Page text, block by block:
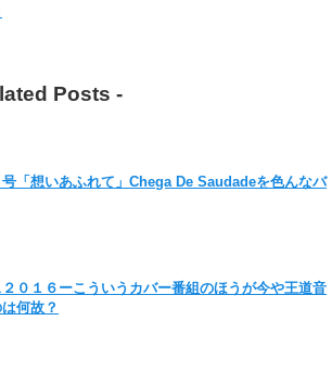
Posts -
「想いあふれて」Chega De Saudadeを色んなバ
０１６ーこういうカバー番組のほうが今や王道音
何故？